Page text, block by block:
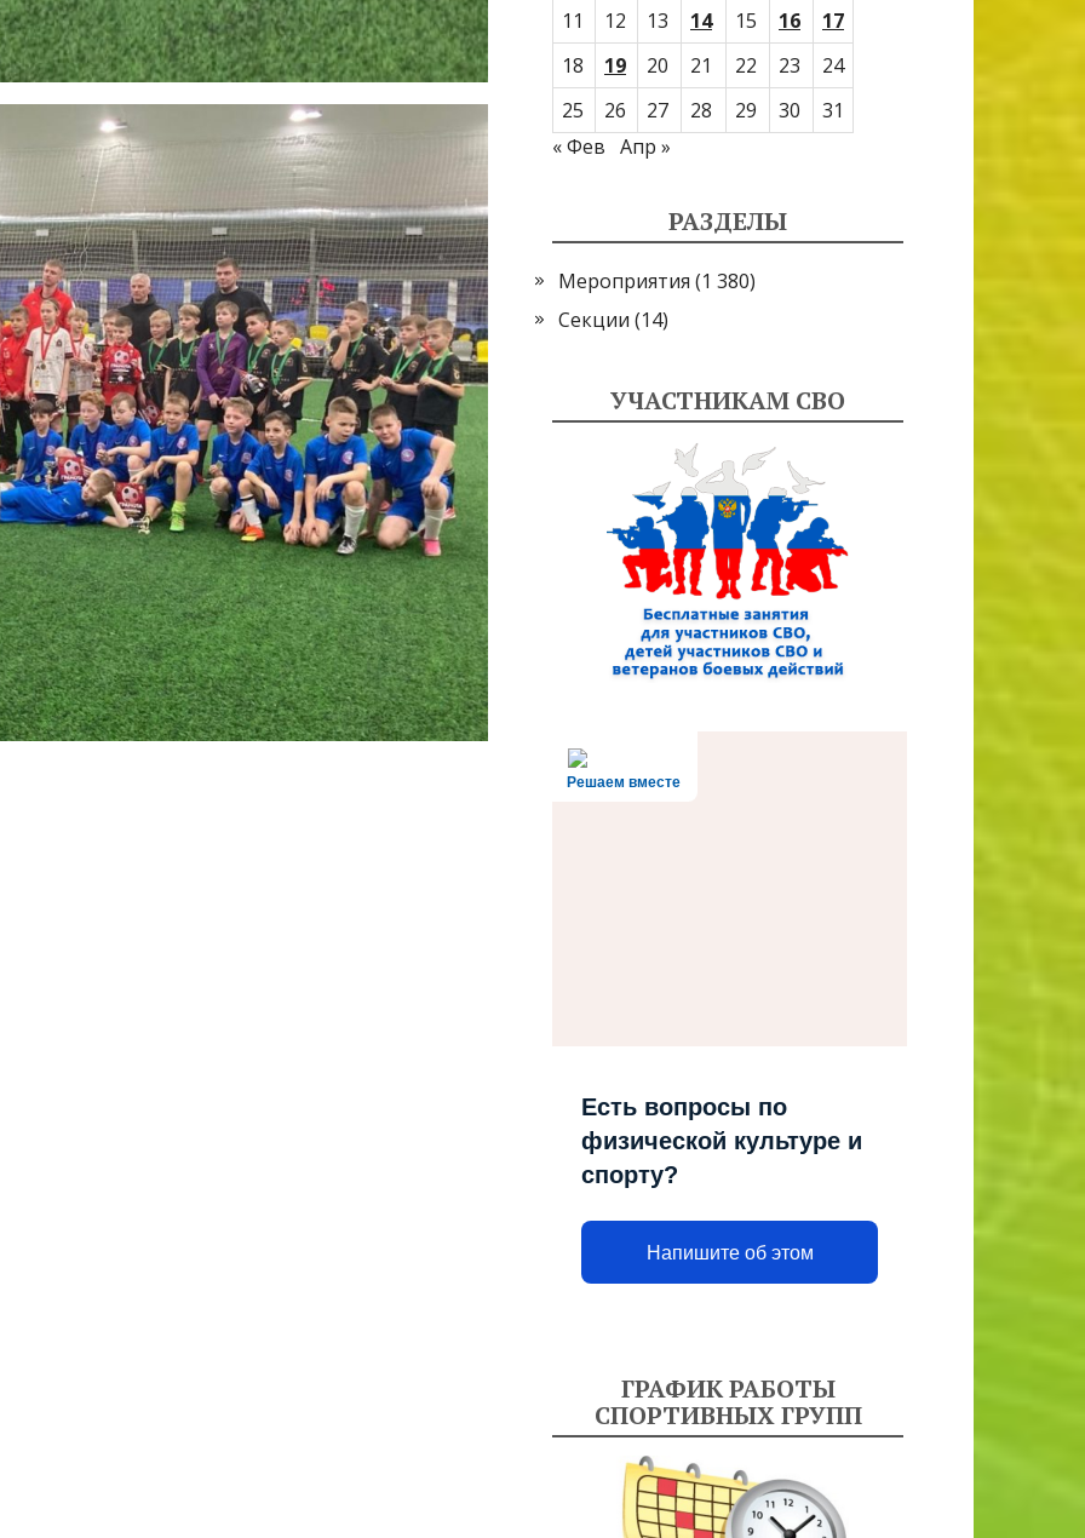
11
12 13 14 15 16
17
18
19 20 21 22 23
24
25
26 27 28 29 30
31
« Фев Апр »
РАЗДЕЛЫ
Мероприятия (1 380)
Секции (14)
УЧАСТНИКАМ СВО
Решаем вместе
Есть вопросы по
физической культуре и
спорту?
Напишите об этом
ГРАФИК РАБОТЫ
СПОРТИВНЫХ ГРУПП